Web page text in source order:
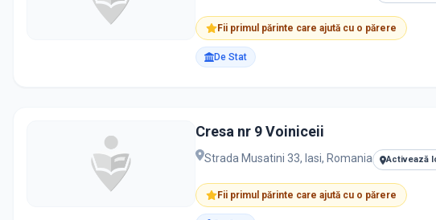
Fii primul părinte care ajută cu o părere
De Stat
Cresa nr 9 Voiniceii
Strada Musatini 33, Iasi, Romania Activează
Fii primul părinte care ajută cu o părere